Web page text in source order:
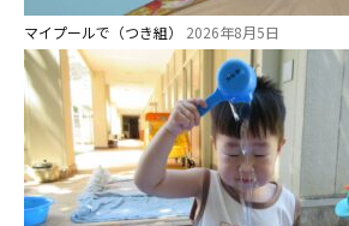
マイプールで（つき組） 2026年8月5日